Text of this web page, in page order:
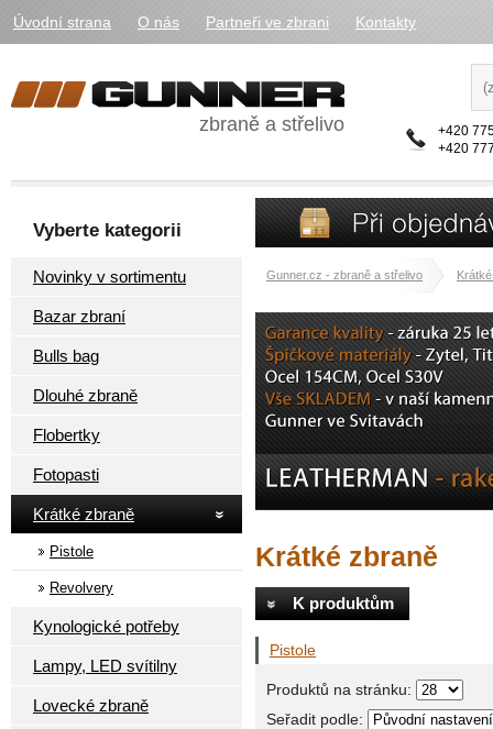
Úvodní strana O nás Partneři ve zbrani Kontakty
zbraně a střelivo
+420
+420
Vyberte kategorii
Novinky v sortimentu
Bazar zbraní
Bulls bag
Dlouhé zbraně
Flobertky
Fotopasti
Krátké zbraně
Pistole
Revolvery
Kynologické potřeby
Lampy, LED svítilny
Lovecké zbraně
Gunner.cz - zbraně a střelivo
Krátké zbraně
K produktům
Pistole
Produktů na stránku:
Seřadit podle: